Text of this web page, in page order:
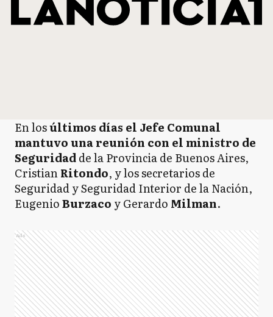
En losúltimos días el Jefe Comunal
mantuvo una reunión con el ministro de
Seguridadde la Provincia de Buenos Aires,
CristianRitondo, y los secretarios de
Seguridad y Seguridad Interior de la Nación,
EugenioBurzaco y Gerardo Milman.
Ads